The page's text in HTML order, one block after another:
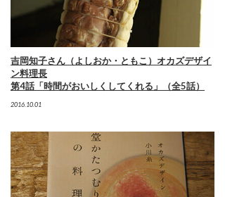
吉岡知子さん（よしおか・ともこ）オカズデザイ
ン料理長
第4話「時間がおいしくしてくれる」（全5話）
2016.10.01